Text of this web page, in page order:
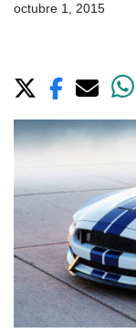
octubre 1, 2015